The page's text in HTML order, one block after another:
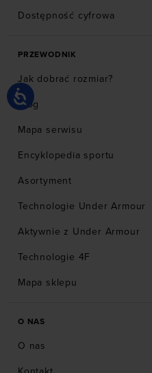
Dostępność cyfrowa
PRZEWODNIK
Jak dobrać rozmiar?
Blog
Mapa serwisu
Encyklopedia sportu
Asortyment
Technologie Under Armour
Aktywnie z Under Armour
Technologie 4F
Mapa sklepu
O NAS
O nas